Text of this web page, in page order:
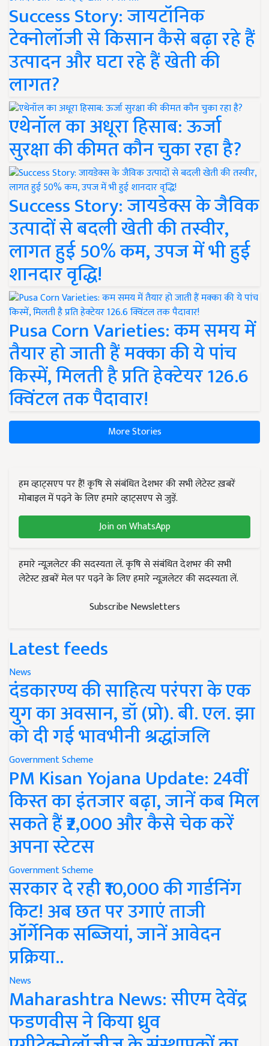
Success Story: जायटॉनिक
टेक्नोलॉजी से किसान कैसे बढ़ा रहे हैं
उत्पादन और घटा रहे हैं खेती की
लागत?
एथेनॉल का अधूरा हिसाब: ऊर्जा
सुरक्षा की कीमत कौन चुका रहा है?
Success Story: जायडेक्स के जैविक
उत्पादों से बदली खेती की तस्वीर,
लागत हुई 50% कम, उपज में भी हुई
शानदार वृद्धि!
Pusa Corn Varieties: कम समय में
तैयार हो जाती हैं मक्का की ये पांच
किस्में, मिलती है प्रति हेक्टेयर 126.6
क्विंटल तक पैदावार!
More Stories
हम व्हाट्सएप पर हैं! कृषि से संबंधित देशभर की सभी लेटेस्ट ख़बरें
मोबाइल में पढ़ने के लिए हमारे व्हाट्सएप से जुड़ें.
Join on WhatsApp
हमारे न्यूज़लेटर की सदस्यता लें. कृषि से संबंधित देशभर की सभी
लेटेस्ट ख़बरें मेल पर पढ़ने के लिए हमारे न्यूज़लेटर की सदस्यता लें.
Subscribe Newsletters
Latest feeds
News
दंडकारण्य की साहित्य परंपरा के एक
युग का अवसान, डॉ (प्रो). बी. एल. झा
को दी गई भावभीनी श्रद्धांजलि
Government Scheme
PM Kisan Yojana Update: 24वीं
किस्त का इंतजार बढ़ा, जानें कब मिल
सकते हैं ₹2,000 और कैसे चेक करें
अपना स्टेटस
Government Scheme
सरकार दे रही ₹10,000 की गार्डनिंग
किट! अब छत पर उगाएं ताजी
ऑर्गेनिक सब्जियां, जानें आवेदन
प्रक्रिया..
News
Maharashtra News: सीएम देवेंद्र
फडणवीस ने किया ध्रुव